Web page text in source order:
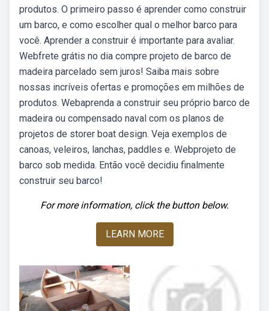
produtos. O primeiro passo é aprender como construir
um barco, e como escolher qual o melhor barco para
você. Aprender a construir é importante para avaliar.
Webfrete grátis no dia compre projeto de barco de
madeira parcelado sem juros! Saiba mais sobre
nossas incríveis ofertas e promoções em milhões de
produtos. Webaprenda a construir seu próprio barco de
madeira ou compensado naval com os planos de
projetos de storer boat design. Veja exemplos de
canoas, veleiros, lanchas, paddles e. Webprojeto de
barco sob medida. Então você decidiu finalmente
construir seu barco!
For more information, click the button below.
LEARN MORE